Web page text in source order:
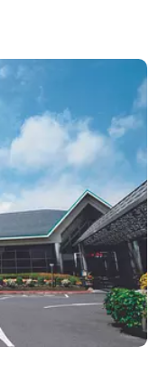
トです。 wi-fi完
た近くには廃校を活用